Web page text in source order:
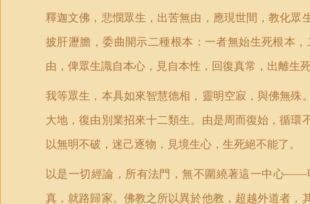
釋迦文佛，悲憫眾生，出苦無由，應現世間，教化
披肝瀝膽，委曲開示二種根本：一者無始生死根本
由，俾眾生識自本心，見自本性，回復真常，出離生
我等眾生，本具如來智慧德相，靈明空寂，與佛無
大地，復由別業招來十二類生。由是周而復始，循
以無明不破，迷己逐物，見境生心，生死絕不能了。
以是一切經論，所有法門，無不圍繞著這一中心
真，就路歸家。佛教之所以異於他教，超越外道者